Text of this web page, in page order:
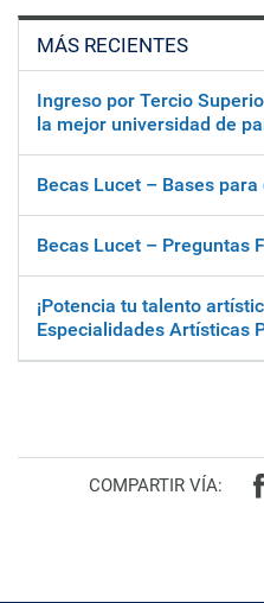
MÁS RECIENTES
Ingreso por Tercio
la mejor universidad de
Becas Lucet – Bases
Becas Lucet – Preguntas
¡Potencia tu talento
Especialidades Artísticas
COMPARTIR VÍA: